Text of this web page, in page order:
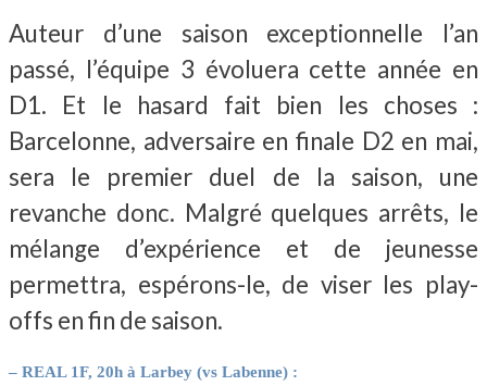
Auteur d’une saison exceptionnelle l’an
passé, l’équipe 3 évoluera cette année en
D1. Et le hasard fait bien les choses :
Barcelonne, adversaire en finale D2 en mai,
sera le premier duel de la saison, une
revanche donc. Malgré quelques arrêts, le
mélange d’expérience et de jeunesse
permettra, espérons-le, de viser les play-
offs en fin de saison.
– REAL 1F, 20h à Larbey (vs Labenne) :